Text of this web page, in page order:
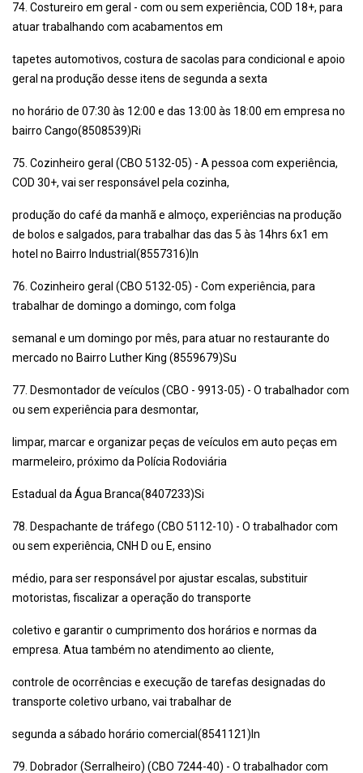
74. Costureiro em geral - com ou sem experiência, COD 18+, para
atuar trabalhando com acabamentos em
tapetes automotivos, costura de sacolas para condicional e apoio
geral na produção desse itens de segunda a sexta
no horário de 07:30 às 12:00 e das 13:00 às 18:00 em empresa no
bairro Cango(8508539)Ri
75. Cozinheiro geral (CBO 5132-05) - A pessoa com experiência,
COD 30+, vai ser responsável pela cozinha,
produção do café da manhã e almoço, experiências na produção
de bolos e salgados, para trabalhar das das 5 às 14hrs 6x1 em
hotel no Bairro Industrial(8557316)In
76. Cozinheiro geral (CBO 5132-05) - Com experiência, para
trabalhar de domingo a domingo, com folga
semanal e um domingo por mês, para atuar no restaurante do
mercado no Bairro Luther King (8559679)Su
77. Desmontador de veículos (CBO - 9913-05) - O trabalhador com
ou sem experiência para desmontar,
limpar, marcar e organizar peças de veículos em auto peças em
marmeleiro, próximo da Polícia Rodoviária
Estadual da Água Branca(8407233)Si
78. Despachante de tráfego (CBO 5112-10) - O trabalhador com
ou sem experiência, CNH D ou E, ensino
médio, para ser responsável por ajustar escalas, substituir
motoristas, fiscalizar a operação do transporte
coletivo e garantir o cumprimento dos horários e normas da
empresa. Atua também no atendimento ao cliente,
controle de ocorrências e execução de tarefas designadas do
transporte coletivo urbano, vai trabalhar de
segunda a sábado horário comercial(8541121)In
79. Dobrador (Serralheiro) (CBO 7244-40) - O trabalhador com